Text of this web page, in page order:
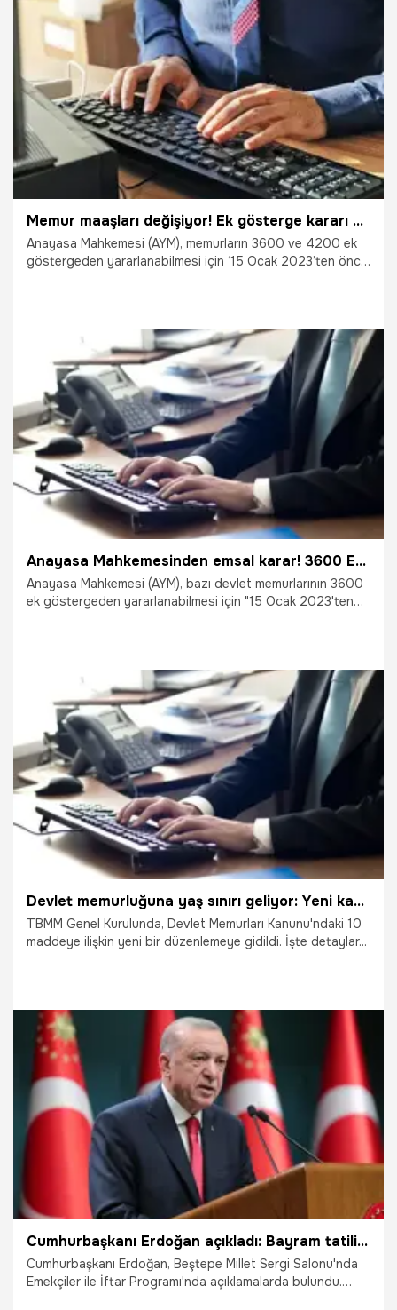
2.06.2025 Çalışma Hayatı
Memur maaşları değişiyor! Ek gösterge kararı sevindirdi: Şef, idari uzman, tekniker, memur...
Anayasa Mahkemesi (AYM), memurların 3600 ve 4200 ek
göstergeden yararlanabilmesi için ‘15 Ocak 2023’ten önce
28.05.2025 Ekonomi
Anayasa Mahkemesinden emsal karar! 3600 Ek göstergede eşitsizliğe düzenleme
Anayasa Mahkemesi (AYM), bazı devlet memurlarının 3600
ek göstergeden yararlanabilmesi için "15 Ocak 2023'ten
26.05.2025 Gündem
Devlet memurluğuna yaş sınırı geliyor: Yeni kanun teklifi Meclis'te! İşte detaylar
TBMM Genel Kurulunda, Devlet Memurları Kanunu'ndaki 10
maddeye ilişkin yeni bir düzenlemeye gidildi. İşte detaylar...
16.05.2025 Gündem
Cumhurbaşkanı Erdoğan açıkladı: Bayram tatili 9 gün oldu
Cumhurbaşkanı Erdoğan, Beştepe Millet Sergi Salonu'nda
Emekçiler ile İftar Programı'nda açıklamalarda bulundu.